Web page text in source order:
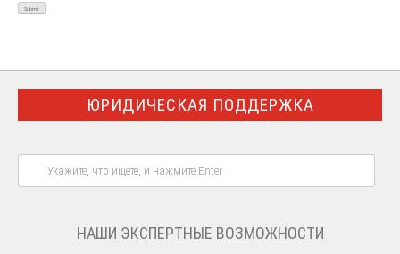
ЮРИДИЧЕСКАЯ ПОДДЕРЖКА
НАШИ ЭКСПЕРТНЫЕ ВОЗМОЖНОСТИ